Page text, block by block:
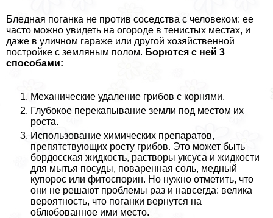
Бледная поганка не против соседства с человеком: ее
часто можно увидеть на огороде в тенистых местах, и
даже в уличном гараже или другой хозяйственной
постройке с земляным полом. Борются с ней 3
способами:
Механические удаление грибов с корнями.
Глубокое перекапывание земли под местом их
роста.
Использование химических препаратов,
препятствующих росту грибов. Это может быть
бордосская жидкость, растворы уксуса и жидкости
для мытья посуды, поваренная соль, медный
купорос или фитоспорин. Но нужно отметить, что
они не решают проблемы раз и навсегда: велика
вероятность, что поганки вернутся на
облюбованное ими место.